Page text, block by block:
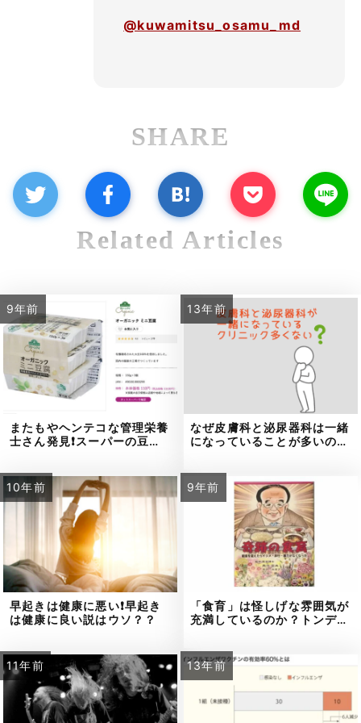
@kuwamitsu_osamu_md
SHARE
Related Articles
9年前
またもやヘンテコな管理栄養
士さん発見❗スーパーの豆…
13年前
なぜ皮膚科と泌尿器科は一緒
になっていることが多いの…
10年前
早起きは健康に悪い❗早起き
は健康に良い説はウソ？？
9年前
「食育」は怪しげな雰囲気が
充満しているのか？トンデ…
11年前 13年前